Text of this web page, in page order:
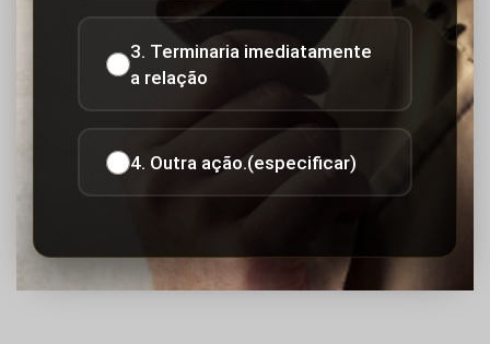
3. Terminaria imediatamente
a relação
4. Outra ação.(especificar)